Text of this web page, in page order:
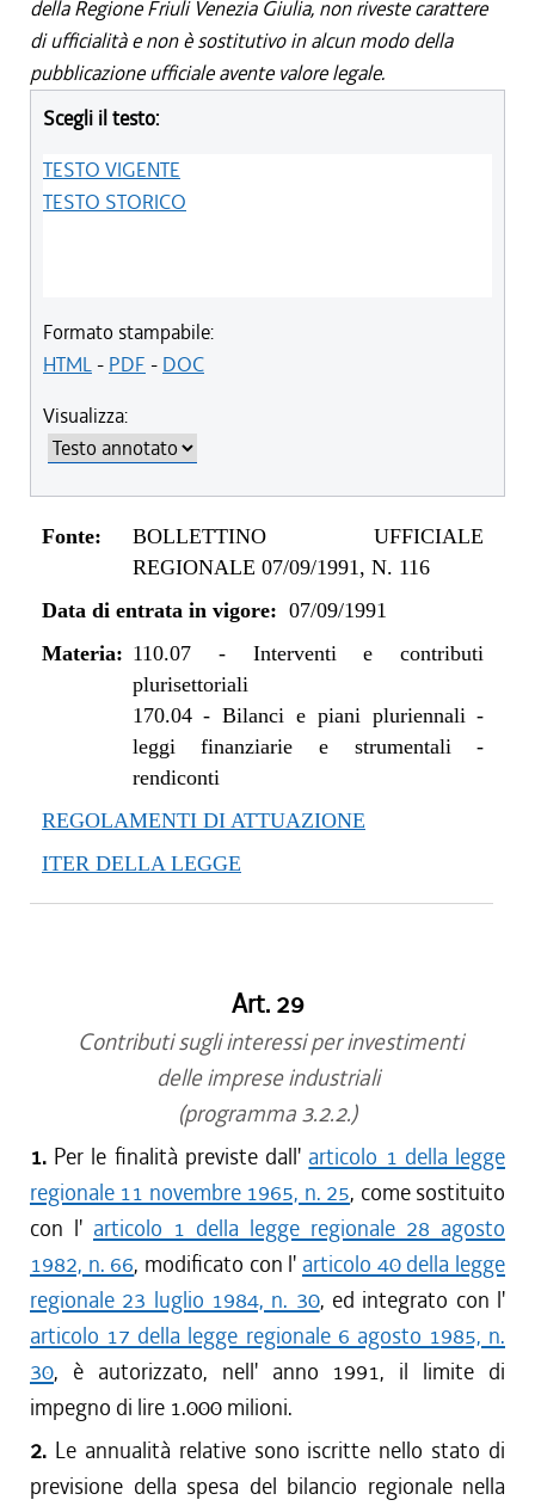
della Regione Friuli Venezia Giulia, non riveste carattere
di ufficialità e non è sostitutivo in alcun modo della
pubblicazione ufficiale avente valore legale.
Scegli il testo:
TESTO VIGENTE
TESTO STORICO
Formato stampabile:
HTML- PDF - DOC
Visualizza:
Fonte:
BOLLETTINO UFFICIALE
REGIONALE 07/09/1991, N. 116
Data di entrata in vigore: 07/09/1991
Materia: 110.07- Interventi e contributi
plurisettoriali
170.04-Bilanci e piani pluriennali -
leggi finanziarie e strumentali -
rendiconti
REGOLAMENTI DI ATTUAZIONE
ITER DELLA LEGGE
Art. 29
Contributi sugli interessi per investimenti
delle imprese industriali
(programma 3.2.2.)
1. Per le finalità previste dall' articolo 1 della legge
regionale 11 novembre 1965, n. 25, come sostituito
con l' articolo 1 della legge regionale 28 agosto
1982, n. 66, modificato con l' articolo 40 della legge
regionale 23 luglio 1984, n. 30, ed integrato con l'
articolo 17 della legge regionale 6 agosto 1985, n.
30, è autorizzato, nell' anno 1991, il limite di
impegno di lire 1.000 milioni.
2. Le annualità relative sono iscritte nello stato di
previsione della spesa del bilancio regionale nella